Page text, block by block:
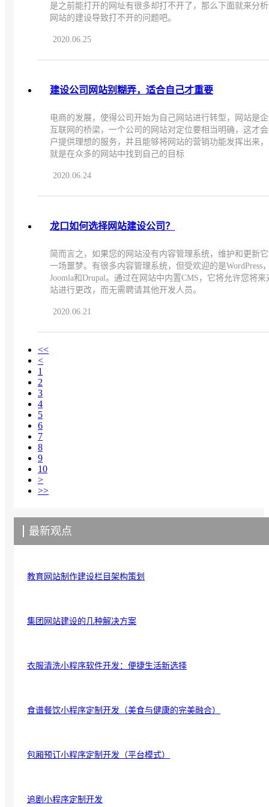
是之前能打开的网址有很多却打不开了，那么下面就来分
网站的建设导致打不开的问题吧。
2020.06.25
建设公司网站别糊弄，适合自己才重要
电商的发展，使得公司开始为自己网站进行转型，网站是
互联网的桥梁，一个公司的网站对定位要相当明确，这才
户提供理想的服务，并且能够将网站的营销功能发挥出来
就是在众多的网站中找到自己的目标
2020.06.24
龙口如何选择网站建设公司？
简而言之，如果您的网站没有内容管理系统，维护和更新
一场噩梦。有很多内容管理系统，但受欢迎的是WordPress
Joomla和Drupal。通过在网站中内置CMS，它将允许您将来
站进行更改，而无需聘请其他开发人员。
2020.06.21
<<
<
1
2
3
4
5
6
7
8
9
10
>
>>
最新观点
教育网站制作建设栏目架构策划
集团网站建设的几种解决方案
衣服清洗小程序软件开发：便捷生活新选择
食谱餐饮小程序定制开发（美食与健康的完美融合）
包厢预订小程序定制开发（平台模式）
追剧小程序定制开发